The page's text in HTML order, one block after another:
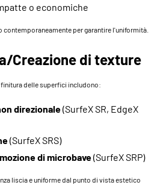
o economiche
contemporaneamente per garantire l'uniformità.
Creazione di texture
delle superfici includono:
direzionale(SurfeX SR, EdgeX
(SurfeX SRS)
di microbave(SurfeX SRP)
liscia e uniforme dal punto di vista estetico